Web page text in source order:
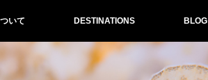
いて DESTINATIONS BLOG